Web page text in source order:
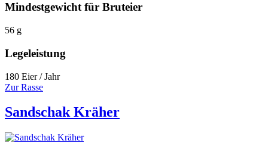
Mindestgewicht für Bruteier
56 g
Legeleistung
180 Eier / Jahr
Zur Rasse
Sandschak Kräher